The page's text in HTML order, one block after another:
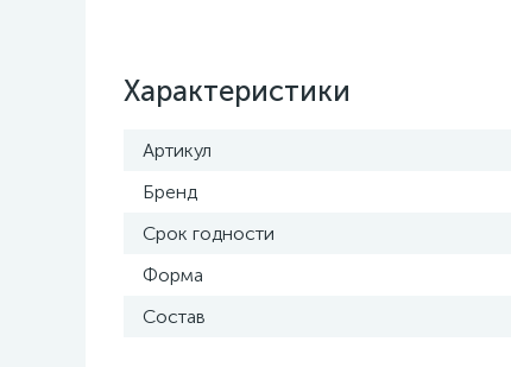
Характеристики
Артикул
Бренд
Срок годности
Форма
Состав